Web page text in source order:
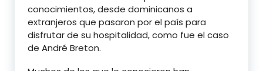
conocimientos, desde dominicanos a
extranjeros que pasaron por el país para
disfrutar de su hospitalidad, como fue el caso
de André Breton.